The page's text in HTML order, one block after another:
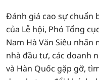
Đánh giá cao sự chuẩn
của Lễ hội, Phó Tổng
Nam Hà Văn Siêu nhấn
nhà đầu tư, các doanh
và Hàn Quốc gặp gỡ,